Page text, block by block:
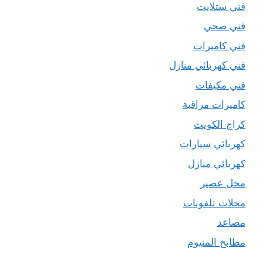
فني ستلايت
فني صحي
فني كاميرات
فني كهربائي منازل
فني مكيفات
كاميرات مراقبة
كراج الكويت
كهربائي سيارات
كهربائي منازل
محل عصير
محلات تلفونات
مصاعد
مطابخ المنيوم